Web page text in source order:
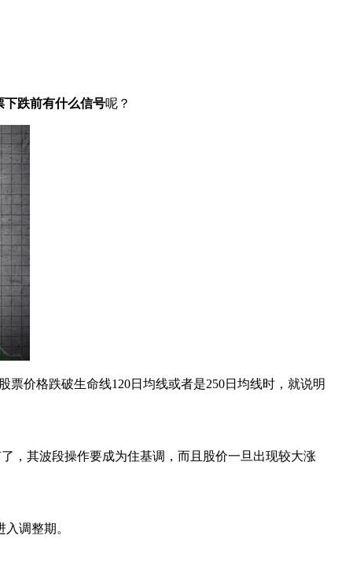
下跌前有什么信号呢？
价格跌破生命线120日均线或者是250日均线时，就说明
，其波段操作要成为住基调，而且股价一旦出现较大涨
调整期。